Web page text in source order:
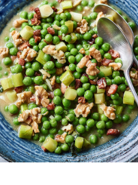
くるみチキンカンジョ
ン
韓国の屋台グルメで人気の「チ
キンカンジョン」を、香ばしい
くるみでアレンジ！
カリッと揚...